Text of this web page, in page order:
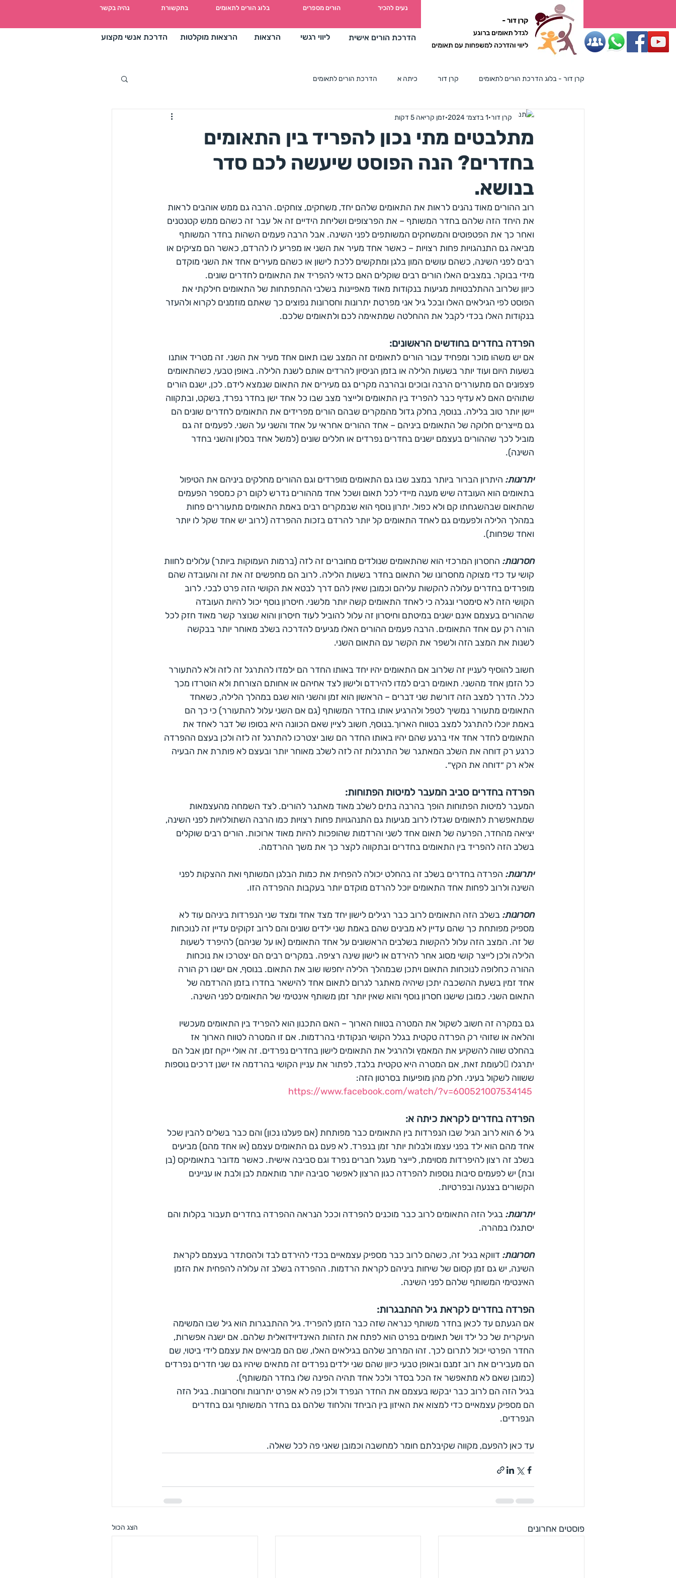
הרצאות הדרכת הורים אישית הדרכת אנשי מקצוע
נהיה בקשר בתקשורת בלוג הורים לתאומים הורים מספרים נעים להכיר ליווי והדרכה למשפחות עם תאומים
הרצאות מוקלטות ליווי רגשי
קרן דור - בלוג הדרכת הורים לתאומים קרן דור כיתה א הדרכת הורים לתאומים
מתלבטים מתי נכון להפריד בין התאומים
בחדרים? הנה הפוסט שיעשה לכם סדר
בנושא.
קרן דור 1 בדצמ׳ 2024 זמן קריאה 5 דקות
רוב ההורים מאוד נהנים לראות את התאומים שלהם יחד, משחקים, צוחקים. הרבה גם ממש אוהבים לראות
את היחד הזה שלהם בחדר המשותף – את הפרצופים ושליחת הידיים זה אל עבר זה כשהם ממש קטנטנים
ואחר כך את הפטפוטים והמשחקים המשותפים לפני השינה. אבל הרבה פעמים השהות בחדר המשותף
מביאה גם התנהגויות פחות רצויות – כאשר אחד מעיר את השני או מפריע לו להרדם, כאשר הם מציקים או
רבים לפני השינה, כשהם עושים המון בלגן ומתקשים ללכת לישון או כשהם מעירים אחד את השני מוקדם
מידי בבוקר. במצבים האלו הורים רבים שוקלים האם כדאי להפריד את התאומים לחדרים שונים.
כיוון שלרוב ההתלבטויות מגיעות בנקודות מאוד מאפיינות בשלבי ההתפתחות של התאומים חילקתי את
הפוסט לפי הגילאים האלו ובכל גיל אני מפרטת יתרונות וחסרונות נפוצים כך שאתם מוזמנים לקרוא ולהעזר
בנקודות האלו בכדי לקבל את ההחלטה שמתאימה לכם ולתאומים שלכם.
הפרדה בחדרים בחודשים הראשונים:
אם יש משהו מוכר ומפחיד עבור הורים לתאומים זה המצב שבו תאום אחד מעיר את השני. זה מטריד אותנו
בשעות היום ועוד יותר בשעות הלילה או בזמן הניסיון להרדים אותם לשנת הלילה. באופן טבעי, כשהתאומים
פצפונים הם מתעוררים הרבה ובוכים ובהרבה מקרים גם מעירים את התאום שנמצא לידם. לכן, ישנם הורים
שתוהים האם לא עדיף כבר להפריד בין התאומים ולייצר מצב שבו כל אחד ישן בחדר נפרד, בשקט, ובתקווה
יישן יותר טוב בלילה. בנוסף, בחלק גדול מהמקרים שבהם הורים מפרידים את התאומים לחדרים שונים הם
גם מייצרים חלוקה של התאומים ביניהם – אחד ההורים אחראי על אחד והשני על השני. לפעמים זה גם
מוביל לכך שההורים בעצמם ישנים בחדרים נפרדים או חללים שונים (למשל אחד בסלון והשני בחדר
השינה).
יתרונות: היתרון הברור ביותר במצב שבו גם התאומים מופרדים וגם ההורים מחלקים ביניהם את הטיפול
בתאומים הוא העובדה שיש מענה מיידי לכל תאום ושכל אחד מההורים נדרש לקום רק כמספר הפעמים
שהתאום שבהשגחתו קם ולא כפול. יתרון נוסף הוא שבמקרים רבים באמת התאומים מתעוררים פחות
במהלך הלילה ולפעמים גם לאחד התאומים קל יותר להרדם בזכות ההפרדה (לרוב יש אחד שקל לו יותר
ואחד שפחות).
חסרונות: החסרון המרכזי הוא שהתאומים שנולדים מחוברים זה לזה (ברמות העמוקות ביותר) עלולים לחוות
קושי עד כדי מצוקה מחסרונו של התאום בחדר בשעות הלילה. לרוב הם מחפשים זה את זה והעובדה שהם
מופרדים בחדרים עלולה להקשות עליהם וכמובן שאין להם דרך לבטא את הקושי הזה פרט לבכי. לרוב
הקושי הזה לא סימטרי ונגלה כי לאחד התאומים קשה יותר מלשני. חיסרון נוסף יכול להיות העובדה
שההורים בעצמם אינם ישנים במיטתם וחיסרון זה עלול להוביל לעוד חיסרון והוא שנוצר קשר מאוד חזק לכל
הורה רק עם אחד התאומים. הרבה פעמים ההורים האלו מגיעים להדרכה בשלב מאוחר יותר בבקשה
לשנות את המצב הזה ולשפר את הקשר עם התאום השני.
חשוב להוסיף לעניין זה שלרוב אם התאומים יהיו יחד באותו החדר הם ילמדו להתרגל זה לזה ולא להתעורר
כל הזמן אחד מהשני. תאומים רבים למדו להירדם ולישון לצד אחיהם או אחותם הצורחת ולא הוטרדו מכך
כלל. הדרך למצב הזה דורשת שני דברים – הראשון הוא זמן והשני הוא שגם במהלך הלילה, כשאחד
התאומים מתעורר נמשיך לטפל ולהרגיע אותו בחדר המשותף (גם אם השני עלול להתעורר) כי כך הם
באמת יוכלו להתרגל למצב בטווח הארוך.בנוסף, חשוב לציין שאם הכוונה היא בסופו של דבר לאחד את
התאומים לחדר אחד אזי ברגע שהם יהיו באותו החדר הם שוב יצטרכו להתרגל זה לזה ולכן בעצם ההפרדה
כרגע רק דוחה את השלב המאתגר של התרגלות זה לזה לשלב מאוחר יותר ובעצם לא פותרת את הבעיה
אלא רק ״דוחה את הקץ״.
הפרדה בחדרים סביב המעבר למיטות הפתוחות:
המעבר למיטות הפתוחות הופך בהרבה בתים לשלב מאוד מאתגר להורים. לצד השמחה מהעצמאות
שמתאפשרת לתאומים שגדלו לרוב מגיעות גם התנהגויות פחות רצויות כמו הרבה השתוללויות לפני השינה,
יציאה מהחדר, הפרעה של תאום אחד לשני והרדמות שהופכות להיות מאוד ארוכות. הורים רבים שוקלים
בשלב הזה להפריד בין התאומים בחדרים ובתקווה לקצר כך את משך ההרדמה.
יתרונות: הפרדה בחדרים בשלב זה בהחלט יכולה להפחית את כמות הבלגן המשותף ואת ההצקות לפני
השינה ולרוב לפחות אחד התאומים יוכל להרדם מוקדם יותר בעקבות ההפרדה הזו.
חסרונות: בשלב הזה התאומים לרוב כבר רגילים לישון יחד מצד אחד ומצד שני הנפרדות ביניהם עוד לא
מספיק מפותחת כך שהם עדיין לא מבינים שהם באמת שני ילדים שונים והם לרוב זקוקים עדיין זה לנוכחות
של זה. המצב הזה עלול להקשות בשלבים הראשונים על אחד התאומים (או על שניהם) להיפרד לשעות
הלילה ולכן לייצר קושי מסוג אחר להירדם או לישון שינה רציפה. במקרים רבים הם יצטרכו את נוכחות
ההורה כחלופה לנוכחות התאום ויתכן שבמהלך הלילה יחפשו שוב את התאום. בנוסף, אם ישנו רק הורה
אחד זמין בשעת ההשכבה יתכן שיהיה מאתגר לגרום לתאום אחד להישאר בחדרו בזמן ההרדמה של
התאום השני. כמובן שישנו חסרון נוסף והוא שאין יותר זמן משותף אינטימי של התאומים לפני השינה.
גם במקרה זה חשוב לשקול את המטרה בטווח הארוך – האם התכנון הוא להפריד בין התאומים מעכשיו
והלאה או שזוהי רק הפרדה טקטית בגלל הקושי הנקודתי בהרדמות. אם זו המטרה לטווח הארוך אז
בהחלט שווה להשקיע את המאמץ ולהרגיל את התאומים לישון בחדרים נפרדים. זה אולי ייקח זמן אבל הם
יתרגלו לעומת זאת, אם המטרה היא טקטית בלבד, לפתור את עניין הקושי בהרדמה אז ישנן דרכים נוספות
ששווה לשקול בעיני. חלק מהן מופיעות בסרטון הזה:
https://www.facebook.com/watch/?v=600521007534145
הפרדה בחדרים לקראת כיתה א:
גיל 6 הוא לרוב הגיל שבו הנפרדות בין התאומים כבר מפותחת (אם פעלנו נכון) והם כבר בשלים להבין שכל
אחד מהם הוא ילד בפני עצמו ולבלות יותר זמן בנפרד. לא פעם גם התאומים עצמם (או אחד מהם) מביעים
בשלב זה רצון להיפרדות מסוימת, לייצר מעגל חברים נפרד וגם סביבה אישית. כאשר מדובר בתאומיקס (בן
ובת) יש לפעמים סיבות נוספות להפרדה כגון הרצון לאפשר סביבה יותר מותאמת לבן ולבת או עניינים
הקשורים בצנעה ובפרטיות.
יתרונות: בגיל הזה התאומים לרוב כבר מוכנים להפרדה וככל הנראה ההפרדה בחדרים תעבור בקלות והם
יסתגלו במהרה.
חסרונות: דווקא בגיל זה, כשהם לרוב כבר מספיק עצמאיים בכדי להירדם לבד ולהסתדר בעצמם לקראת
השינה, יש גם זמן קסום של שיחות ביניהם לקראת הרדמות. ההפרדה בשלב זה עלולה להפחית את הזמן
האינטימי המשותף שלהם לפני השינה.
הפרדה בחדרים לקראת גיל ההתבגרות:
אם הגעתם עד לכאן בחדר משותף כנראה שזה כבר הזמן להפריד. גיל ההתבגרות הוא גיל שבו המשימה
העיקרית של כל ילד ושל תאומים בפרט הוא לפתח את הזהות האינדיוידואלית שלהם. אם ישנה אפשרות,
החדר הפרטי יכול לתרום לכך. זהו המרחב שלהם בגילאים האלו, שם הם מביאים את עצמם לידי ביטוי, שם
הם מעבירים את רוב זמנם ובאופן טבעי כיוון שהם שני ילדים נפרדים זה מתאים שיהיו גם שני חדרים נפרדים
(כמובן שאם לא מתאפשר אז הכל בסדר ולכל אחד תהיה הפינה שלו בחדר המשותף).
בגיל הזה הם לרוב כבר יבקשו בעצמם את החדר הנפרד ולכן פה לא אפרט יתרונות וחסרונות. בגיל הזה
הם מספיק עצמאיים כדי למצוא את האיזון בין הביחד והלחוד שלהם גם בחדר המשותף וגם בחדרים
הנפרדים.
עד כאן להפעם, מקווה שקיבלתם חומר למחשבה וכמובן שאני פה לכל שאלה.
פוסטים אחרונים הצג הכול